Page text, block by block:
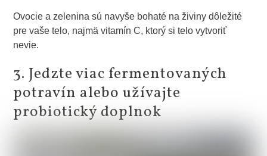
Ovocie a zelenina sú navyše bohaté na živiny dôležité
pre vaše telo, najmä vitamín C, ktorý si telo vytvoriť
nevie.
3. Jedzte viac fermentovaných
potravín alebo užívajte
probiotický doplnok